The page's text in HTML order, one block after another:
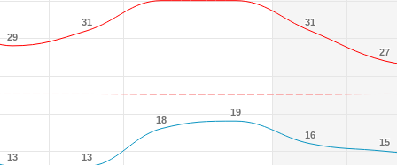
29
29
31
31 31
31
27
27
13
13 13
13
18
18
19
19
16
16
15
15